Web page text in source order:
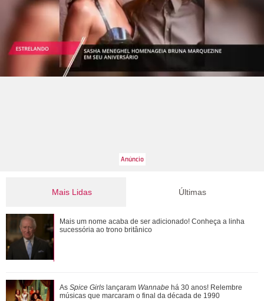
Mais Lidas
Jojo Todynho faz novo procedimento estético para definir
pernas: Muito realizada
Entenda a dinâmica do NCT e relembre quem já fez parte
grupo de K-Pop
Últimas
Mais um nome acaba de ser adicionado! Conheça a linha
sucessória ao trono britânico
As Spice Girls lançaram Wannabe há 30 anos! Relembre
músicas que marcaram o final da década de 1990